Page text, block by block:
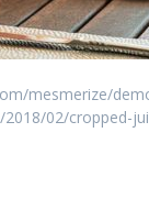
mesmerize/
02/cropped-